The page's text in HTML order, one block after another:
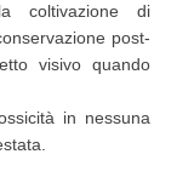
coltivazione di
post-
visivo quando
in nessuna